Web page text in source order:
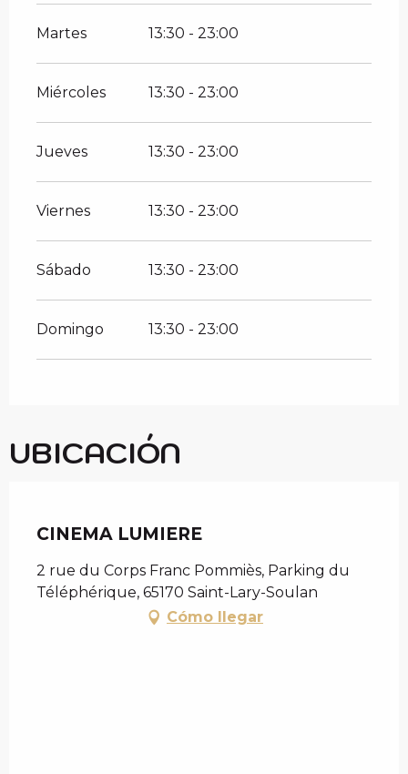
Martes 13:30 - 23:00
Miércoles 13:30 - 23:00
Jueves 13:30 - 23:00
Viernes 13:30 - 23:00
Sábado 13:30 - 23:00
Domingo 13:30 - 23:00
UBICACIÓN
CINEMA LUMIERE
2 rue du Corps Franc Pommiès, Parking du
Téléphérique, 65170 Saint-Lary-Soulan
Cómo llegar